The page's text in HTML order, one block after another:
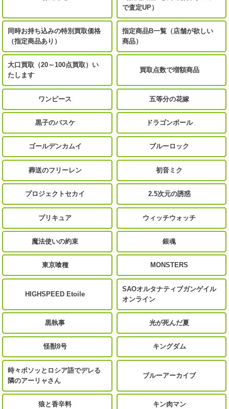
で査定UP）
同時お持ち込みの特別買取価格
（指定商品あり）
指定商品B一覧（店舗が欲しい
商品）
大口買取（20～100点買取）い
たします
買取点数で増額商品
ワンピース 五等分の花嫁
黒子のバスケ ドラゴンボール
ゴールデンカムイ ブルーロック
葬送のフリーレン 初音ミク
プロジェクトセカイ 2.5次元の誘惑
プリキュア ウィッチウォッチ
魔法使いの約束 銀魂
東京喰種 MONSTERS
HIGHSPEED Etoile
SAOオルタナティブガンゲイル
オンライン
黒執事 光が死んだ夏
怪獣8号 キングダム
時々ボソッとロシア語でデレる
隣のアーリャさん
ブルーアーカイブ
狼と香辛料 キン肉マン